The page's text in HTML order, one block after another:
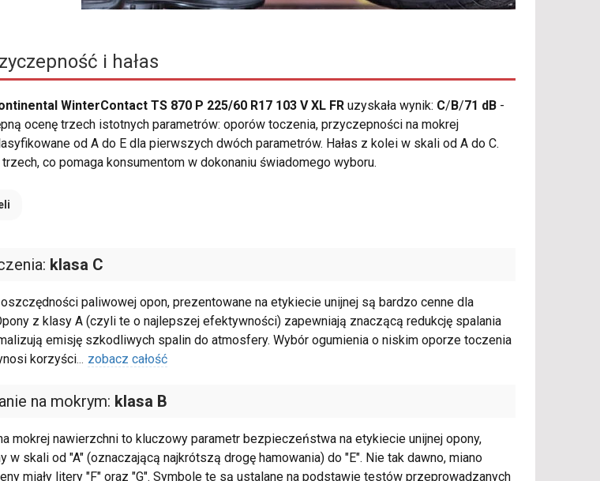
i hałas
WinterContact TS 870 P 225/60 R17 103 V XL FR uzyskała wynik: C/ B/71 dB -
ocenę trzech istotnych parametrów: oporów toczenia, przyczepności na mokrej
od A do E dla pierwszych dwóch parametrów. Hałas z kolei w skali od A do C.
co pomaga konsumentom w dokonaniu świadomego wyboru.
klasa C
oszczędności paliwowej opon, prezentowane na etykiecie unijnej są bardzo cenne dla
z klasy A (czyli te o najlepszej efektywności) zapewniają znaczącą redukcję spalania
emisję szkodliwych spalin do atmosfery. Wybór ogumienia o niskim oporze toczenia
korzyści... zobacz całość
na mokrym: klasa B
mokrej nawierzchni to kluczowy parametr bezpieczeństwa na etykiecie unijnej opony,
w skali od "A" (oznaczającą najkrótszą drogę hamowania) do "E". Nie tak dawno, miano
miały litery "F" oraz "G". Symbole te są ustalane na podstawie testów przeprowadzanych